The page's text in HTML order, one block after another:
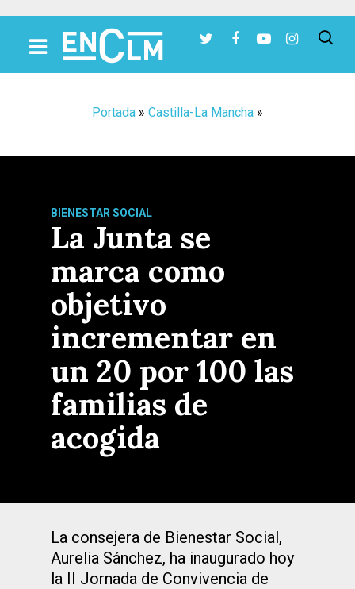
Portada » Castilla-La Mancha »
BIENESTAR SOCIAL
La Junta se
marca como
objetivo
incrementar en
un 20 por 100 las
familias de
acogida
La consejera de Bienestar Social,
Aurelia Sánchez, ha inaugurado hoy
la II Jornada de Convivencia de